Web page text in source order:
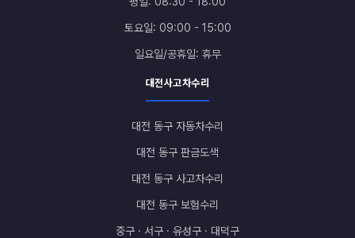
토요일: 09:00 - 15:00
일요일/공휴일: 휴무
대전사고차수리
대전 동구 자동차수리
대전 동구 판금도색
대전 동구 사고차수리
대전 동구 보험수리
중구 · 서구 · 유성구 · 대덕구